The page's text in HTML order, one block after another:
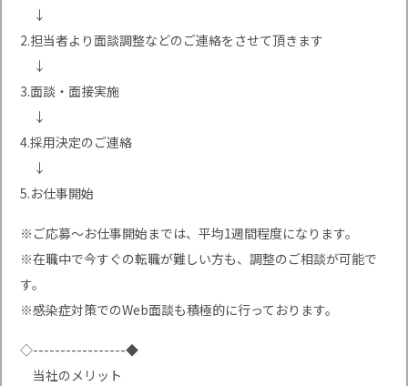
↓
2.担当者より面談調整などのご連絡をさせて頂きます
↓
3.面談・面接実施
↓
4.採用決定のご連絡
↓
5.お仕事開始
※ご応募〜お仕事開始までは、平均1週間程度になります。
※在職中で今すぐの転職が難しい方も、調整のご相談が可能で
す。
※感染症対策でのWeb面談も積極的に行っております。
◇-----------------◆
当社のメリット